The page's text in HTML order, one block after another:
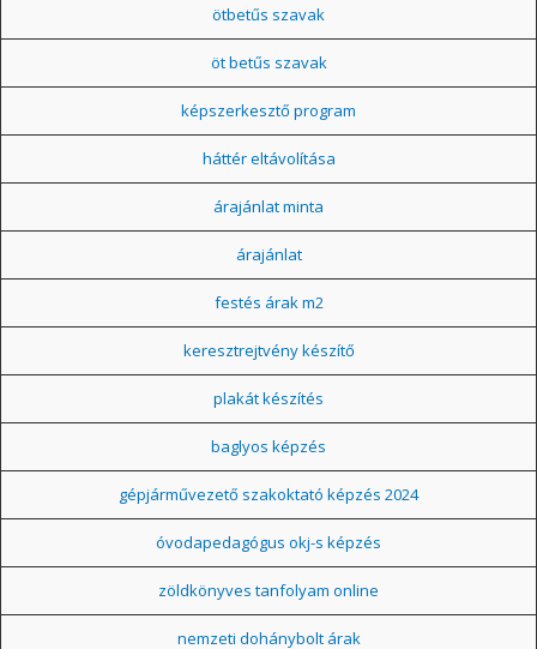
ötbetűs szavak
öt betűs szavak
képszerkesztő program
háttér eltávolítása
árajánlat minta
árajánlat
festés árak m2
keresztrejtvény készítő
plakát készítés
baglyos képzés
gépjárművezető szakoktató képzés 2024
óvodapedagógus okj-s képzés
zöldkönyves tanfolyam online
nemzeti dohánybolt árak